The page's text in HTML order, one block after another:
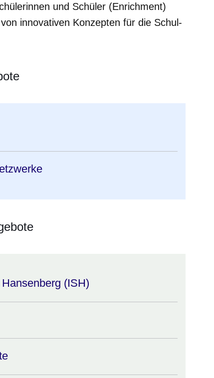
und Schüler (Enrichment)
innovativen Konzepten für die Schul-
(ISH)